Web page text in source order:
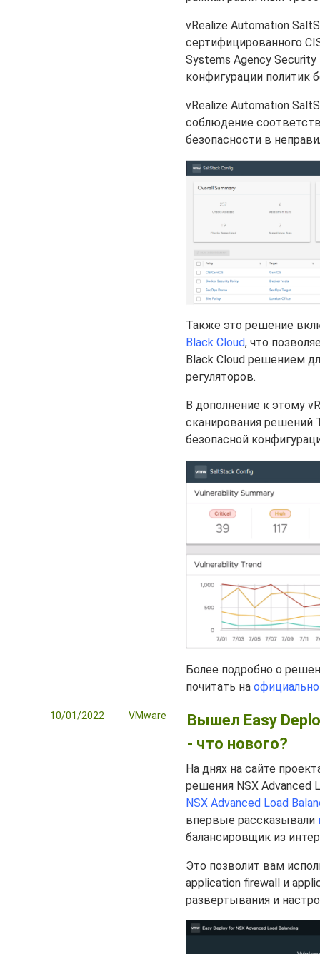
vRealize Automation
сертифицированного
Systems Agency
конфигурации политик
vRealize Automation
соблюдение
безопасности в
Также это решение
Black Cloud, что
Black Cloud решением
регуляторов.
В дополнение к этому
сканирования решений
безопасной
Более подробно о
почитать на
10/01/2022 VMware
Вышел Easy
- что нового?
На днях на сайте
решения NSX Advanced
NSX Advanced Load
впервые рассказывали
балансировщик из
Это позволит вам
application firewall и
развертывания и